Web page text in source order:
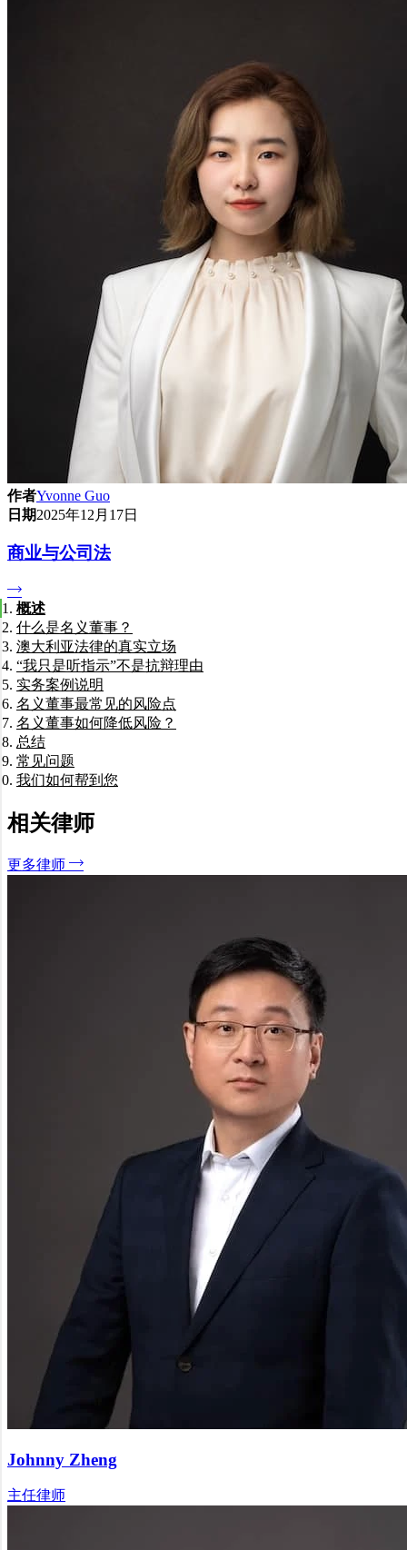
作者Yvonne Guo
日期2025年12月17日
商业与公司法
概述
什么是名义董事？
澳大利亚法律的真实立场
义务不因身份而不同
独立判断是强制要求
“我只是听指示”不是抗辩理由
实务案例说明
名义董事最常见的风险点
名义董事如何降低风险？
总结
常见问题
名义董事在法律上是否有特殊地位？
辞职是否是唯一选择？
我们如何帮到您
相关律师
更多律师
Johnny Zheng
主任律师